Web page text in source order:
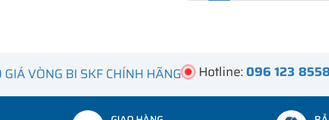
GIÁ VÒNG BI SKF CHÍNH HÃNG Hotline: 096 123